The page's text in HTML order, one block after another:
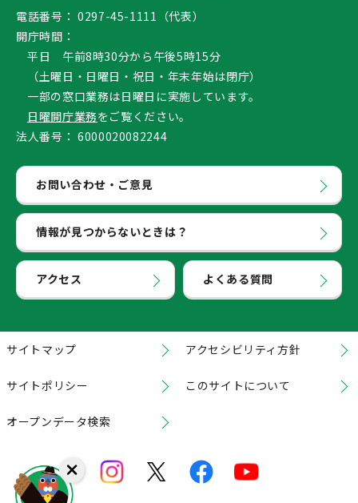
電話番号： 0297-45-1111（代表）
開庁時間：
平日 午前8時30分から午後5時15分
（土曜日・日曜日・祝日・年末年始は閉庁）
一部の窓口業務は日曜日に実施しています。
日曜開庁業務をご覧ください。
法人番号： 6000020082244
お問い合わせ・ご意見
情報が見つからないときは？
アクセス よくある質問
サイトマップ アクセシビリティ方針
サイトポリシー このサイトについて
オープンデータ検索